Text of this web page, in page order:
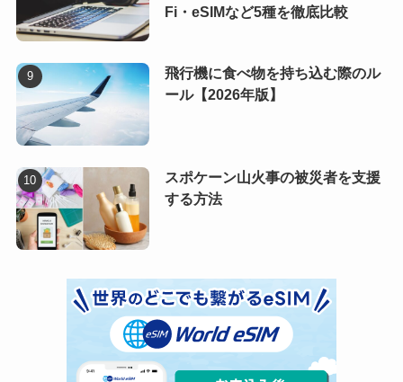
Fi・eSIMなど5種を徹底比較
飛行機に食べ物を持ち込む際のル
ール【2026年版】
スポケーン山火事の被災者を支援
する方法